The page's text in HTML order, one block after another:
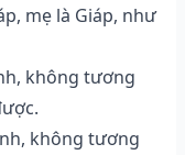
mẹ là Giáp, như
không tương
không tương